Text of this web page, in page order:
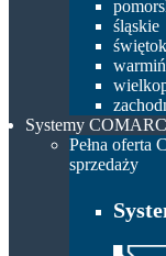
śląskie
Systemy
Pełna oferta
sprzedaży